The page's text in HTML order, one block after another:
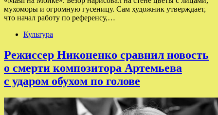
мухоморы и огромную гусеницу. Сам художник утверждает,
что начал работу по референсу,…
Культура
Режиссер Никоненко сравнил новость
о смерти композитора Артемьева
с ударом обухом по голове